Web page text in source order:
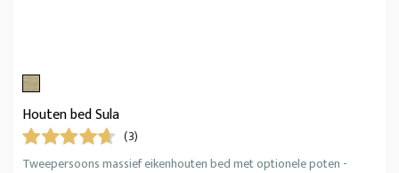
Houten bed Sula
(3)
Tweepersoons massief eikenhouten bed met optionele poten -